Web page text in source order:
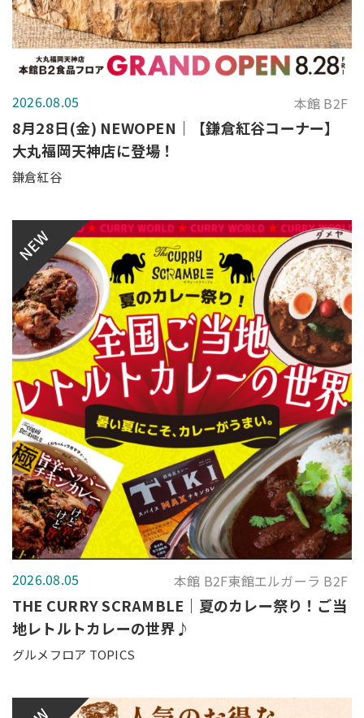
2026.08.05 本館 B2F
8月28日(金) NEWOPEN｜【鎌倉紅谷コーナー】
大丸福岡天神店に登場！
鎌倉紅谷
NEW
2026.08.05 本館 B2F東館エルガーラ B2F
THE CURRY SCRAMBLE｜夏のカレー祭り！ご当
地レトルトカレーの世界♪
グルメフロア TOPICS